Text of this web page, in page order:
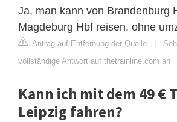
Ja, man kann von Brandenburg
Magdeburg Hbf reisen, ohne
Antrag auf Entfernung der Quelle |
vollständige Antwort auf thetrainline.com an
Kann ich mit dem 49 €
Leipzig fahren?